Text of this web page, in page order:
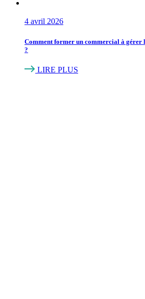
4 avril 2026
Comment former un commercial à gérer
?
LIRE PLUS